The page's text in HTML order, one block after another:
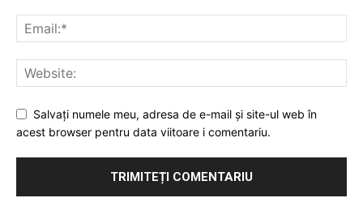
Salvați numele meu, adresa de e-mail și site-ul web în
acest browser pentru data viitoare i comentariu.